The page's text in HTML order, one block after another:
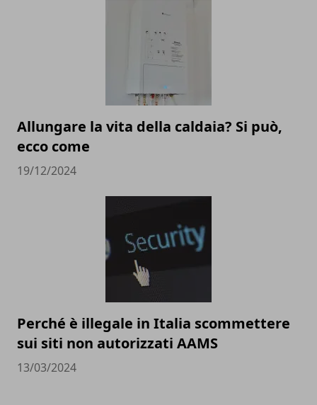
Allungare la vita della caldaia? Si può,
ecco come
19/12/2024
Perché è illegale in Italia scommettere
sui siti non autorizzati AAMS
13/03/2024